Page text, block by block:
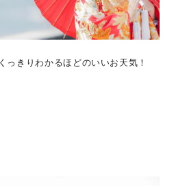
っきりわかるほどのいいお天気！